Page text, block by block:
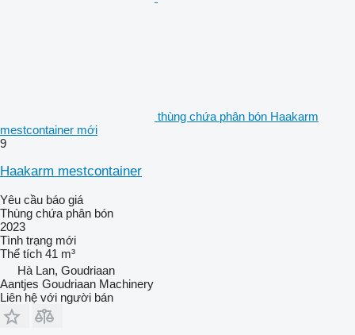
thùng chứa phân bón Haakarm
mestcontainer mới
9
Haakarm mestcontainer
Yêu cầu báo giá
Thùng chứa phân bón
2023
Tình trạng mới
Thể tích 41 m³
Hà Lan, Goudriaan
Aantjes Goudriaan Machinery
Liên hệ với người bán